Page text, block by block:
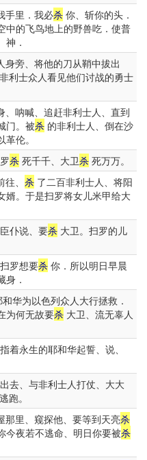
手里．我必杀 你、斩你的头．
中的飞鸟地上的野兽吃．使普
．
身旁、将他的刀从鞘中拔出
利士众人看见他们讨战的勇士
、呐喊、追赶非利士人、直到
门。被杀的非利士人、倒在沙
伦。
杀 死千千、大卫杀 死万万。
、 杀 了二百非利士人、将阳
婿。于是扫罗将女儿米甲给大
仆说、要杀 大卫。扫罗的儿
罗想要杀 你．所以明日早晨
身．
华为以色列众人大行拯救．
为何无故要杀大卫、流无辜人
着永生的耶和华起誓、说、
去、与非利士人打仗、大大
跑。
那里、窥探他、要等到天亮杀
今夜若不逃命、明日你要被杀